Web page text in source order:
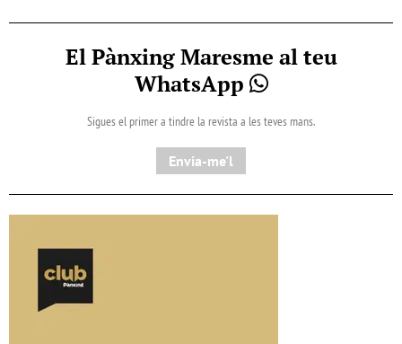
El Pànxing Maresme al teu
WhatsApp
Sigues el primer a tindre la revista a les teves mans.
Envia-me'l